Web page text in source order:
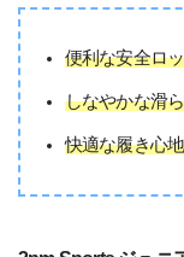
便利な安全ロ
しなやかな滑
快適な履き心